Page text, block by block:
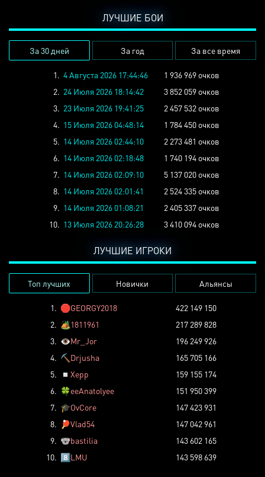
ЛУЧШИЕ БОИ
За 30 дней За год За все время
1. 4 Августа 2026 17:44:46
1 936 969 очков
2. 24 Июля 2026 18:14:42
3 852 059 очков
3. 23 Июля 2026 19:41:25
2 457 532 очков
4. 15 Июля 2026 04:48:14
1 784 450 очков
5. 14 Июля 2026 02:44:10
2 273 481 очков
6. 14 Июля 2026 02:18:48
1 740 194 очков
7. 14 Июля 2026 02:09:10
5 137 020 очков
8. 14 Июля 2026 02:01:41
2 524 335 очков
9. 14 Июля 2026 01:08:21
2 405 337 очков
10. 13 Июля 2026 20:26:28 3 410 094 очков
ЛУЧШИЕ ИГРОКИ
Топ лучших Новички Альянсы
1. 🛑GEORGY2018
422 149 150
2. 🏕️1811961
217 289 828
3. 👁️Mr_Jor
196 249 926
4. ⛏️ Drjusha
165 705 166
5.
◽ Xepp
159 155 174
6. 🍀eeAnatolyee
151 950 399
7. 🎓OvCore
147 423 931
8.
🏓Vlad54
147 042 961
9. 🐨bastilia
143 602 165
10. 8️⃣LMU 143 598 639